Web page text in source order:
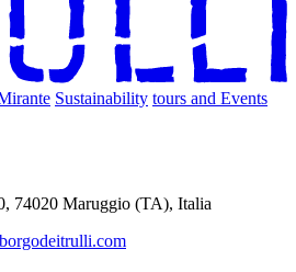
Sustainability tours and Events
74020 Maruggio (TA), Italia